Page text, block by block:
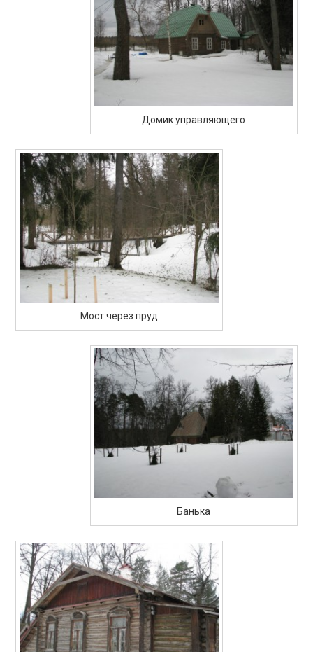
Домик управляющего
Мост через пруд
Банька